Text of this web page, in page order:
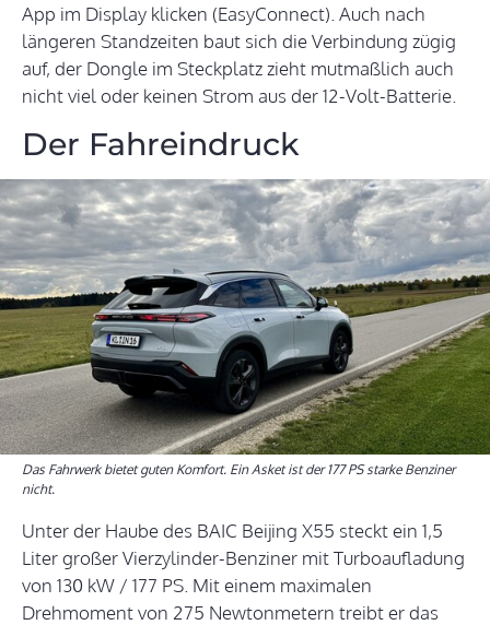
App im Display klicken (EasyConnect). Auch nach
längeren Standzeiten baut sich die Verbindung zügig
auf, der Dongle im Steckplatz zieht mutmaßlich auch
nicht viel oder keinen Strom aus der 12-Volt-Batterie.
Der Fahreindruck
Das Fahrwerk bietet guten Komfort. Ein Asket ist der 177 PS starke Benziner
nicht.
Unter der Haube des BAIC Beijing X55 steckt ein 1,5
Liter großer Vierzylinder-Benziner mit Turboaufladung
von 130 kW / 177 PS. Mit einem maximalen
Drehmoment von 275 Newtonmetern treibt er das